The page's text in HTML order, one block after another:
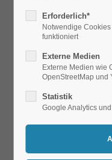
Eleganter Black Out
Vorderseite, Rückseite
Erforderlich*
Notwendige
funktioniert
Externe Medien
Externe Medien wie
OpenStreetMap und
Statistik
Google Analytics